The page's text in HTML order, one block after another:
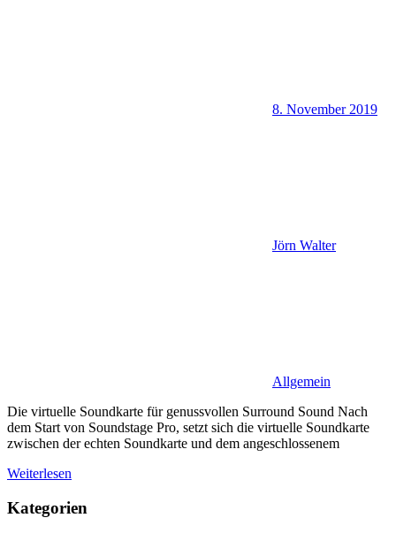
8. November 2019
Jörn Walter
Allgemein
Die virtuelle Soundkarte für genussvollen Surround Sound Nach
dem Start von Soundstage Pro, setzt sich die virtuelle Soundkarte
zwischen der echten Soundkarte und dem angeschlossenem
Weiterlesen
Kategorien